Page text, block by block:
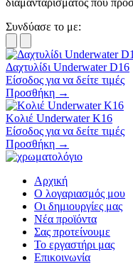
Συνδύασε το με:
Δαχτυλίδι Underwater D16
Είσοδος για να δείτε τιμές
Προσθήκη →
Κολιέ Underwater K16
Είσοδος για να δείτε τιμές
Προσθήκη →
Αρχική
Ο λογαριασμός μου
Οι δημιουργίες μας
Νέα προϊόντα
Σας προτείνουμε
Το εργαστήρι μας
Επικοινωνία